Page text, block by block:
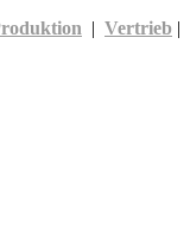
| Vertrieb |